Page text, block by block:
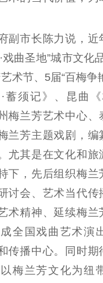
市长陈力说，近
戏曲圣地”城市文化
术节、5届“百梅争
蓄须记》、昆曲
梅兰芳艺术中心、
兰芳主题戏剧，编
尤其是在文化和旅
下，先后组织梅兰
讨会、艺术当代传
术精神、延续梅兰
全国戏曲艺术演
传播中心。同时期
梅兰芳文化为纽